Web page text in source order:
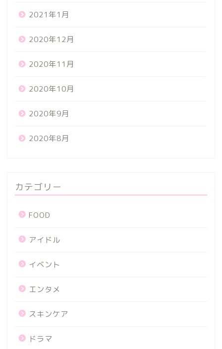
2021年1月
2020年12月
2020年11月
2020年10月
2020年9月
2020年8月
カテゴリー
FOOD
アイドル
イベント
エンタメ
スキンケア
ドラマ